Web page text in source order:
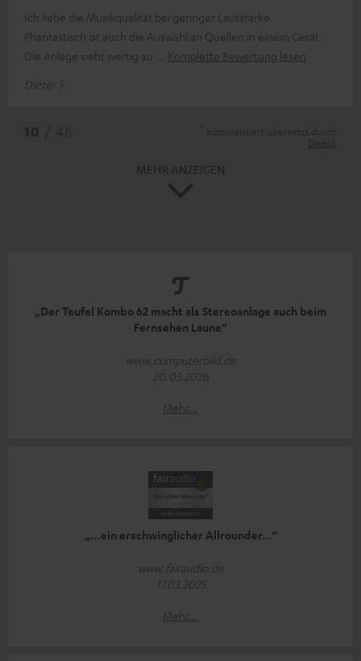
Ich liebe die Musikqualität bei geringer Lautstärke.
Phantastisch ist auch die Auswahl an Quellen in einem Gerät.
Die Anlage sieht wertig au
Komplette Bewertung lesen
Dieter S.
„Der Teufel Kombo 62 macht als Stereoanlage auch beim
Fernsehen Laune“
www.computerbild.de
20.05.2026
Mehr...
„…ein erschwinglicher Allrounder…“
www.fairaudio.de
17.03.2025
Mehr...